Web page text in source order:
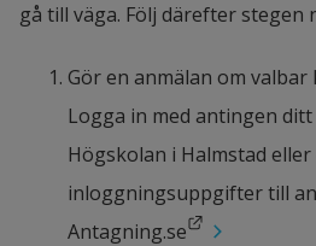
gå till väga. Följ därefter stegen
Gör en anmälan om
Logga in med antingen
Högskolan i Halmstad eller
inloggningsuppgifter till
Antagning.se
Länk till annan webbplats.